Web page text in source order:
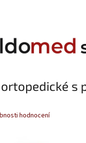
s
hodnocení